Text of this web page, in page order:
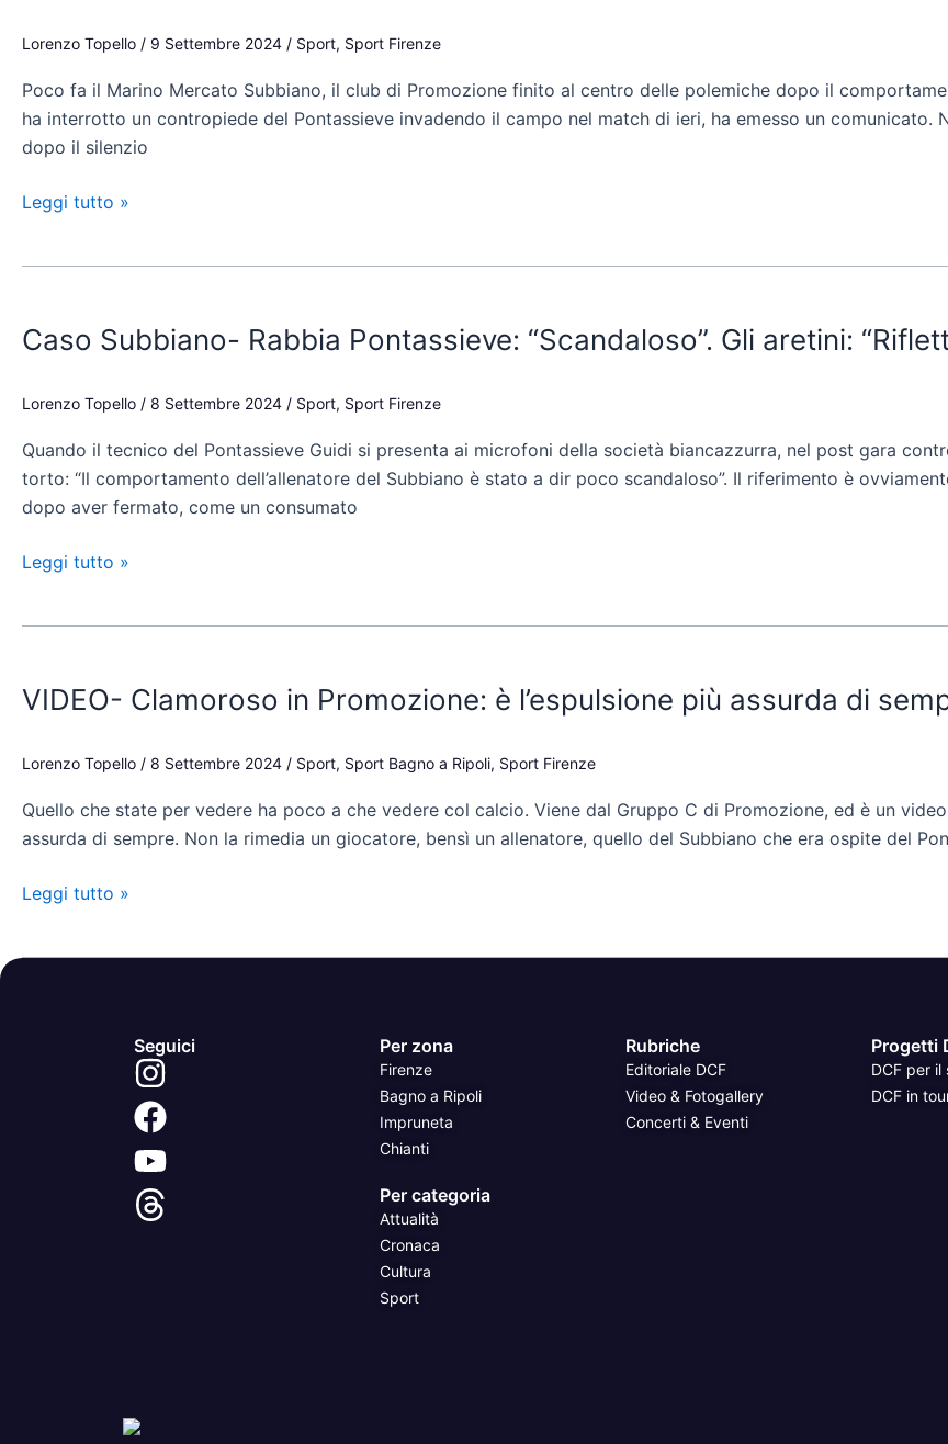
Lorenzo Topello / 9 Settembre 2024 / Sport, Sport Firenze
Poco fa il Marino Mercato Subbiano, il club di Promozione finito al centro delle polemiche dopo il
ha interrotto un contropiede del Pontassieve invadendo il campo nel match di ieri, ha emesso un
dopo il silenzio
la
del
club
aretino
tecnico
Leggi tutto »
Caso Subbiano- Rabbia Pontassieve: “Scandaloso”. Gli aretini:
Lorenzo Topello / 8 Settembre 2024 / Sport, Sport Firenze
Quando il tecnico del Pontassieve Guidi si presenta ai microfoni della società biancazzurra, nel post gara
torto: “Il comportamento dell’allenatore del Subbiano è stato a dir poco scandaloso”. Il riferimento è
dopo aver fermato, come un consumato
Rabbia
“Scandaloso”.
aretini:
“Riflettiamo”
Leggi tutto »
VIDEO- Clamoroso in Promozione: è l’espulsione più assurda di
Lorenzo Topello / 8 Settembre 2024 / Sport, Sport Bagno a Ripoli, Sport Firenze
Quello che state per vedere ha poco a che vedere col calcio. Viene dal Gruppo C di Promozione, ed è un
assurda di sempre. Non la rimedia un giocatore, bensì un allenatore, quello del Subbiano che era ospite del
in
è
più
assurda
sempre
Leggi tutto »
Seguici Per zona
Firenze
Bagno a Ripoli
Impruneta
Chianti
Per categoria
Attualità
Cronaca
Cultura
Sport
Rubriche
Editoriale DCF
Video & Fotogallery
Concerti & Eventi
Progetti
DCF per il
DCF in